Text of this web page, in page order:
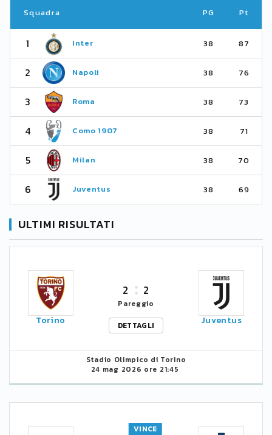
Squadra PG Pt
1 Inter 38 87
2 Napoli 38 76
3 Roma 38 73
4 Como 1907 38 71
5 Milan 38 70
6 Juventus 38 69
ULTIMI RISULTATI
Torino
2 2
Pareggio
DETTAGLI
Juventus
Stadio Olimpico di Torino
24 mag 2026 ore 21:45
VINCE